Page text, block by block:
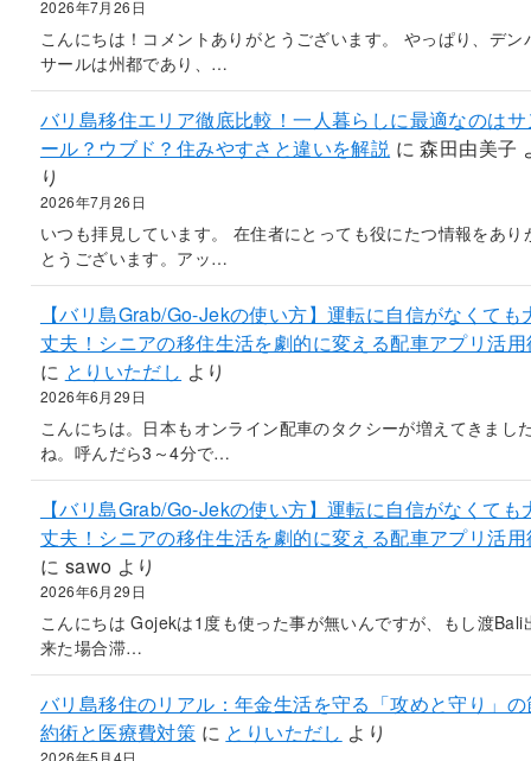
2026年7月26日
こんにちは！コメントありがとうございます。 やっぱり、デン
サールは州都であり、…
バリ島移住エリア徹底比較！一人暮らしに最適なのはサ
ール？ウブド？住みやすさと違いを解説 に森田由美子
り
2026年7月26日
いつも拝見しています。 在住者にとっても役にたつ情報をあり
とうございます。アッ…
【バリ島Grab/Go-Jekの使い方】運転に自信がなくても
丈夫！シニアの移住生活を劇的に変える配車アプリ活用
に とりいただし より
2026年6月29日
こんにちは。日本もオンライン配車のタクシーが増えてきまし
ね。呼んだら3～4分で…
【バリ島Grab/Go-Jekの使い方】運転に自信がなくても
丈夫！シニアの移住生活を劇的に変える配車アプリ活用
に sawo より
2026年6月29日
こんにちは Gojekは1度も使った事が無いんですが、もし渡Bali
来た場合滞…
バリ島移住のリアル：年金生活を守る「攻めと守り」の
約術と医療費対策 に とりいただし より